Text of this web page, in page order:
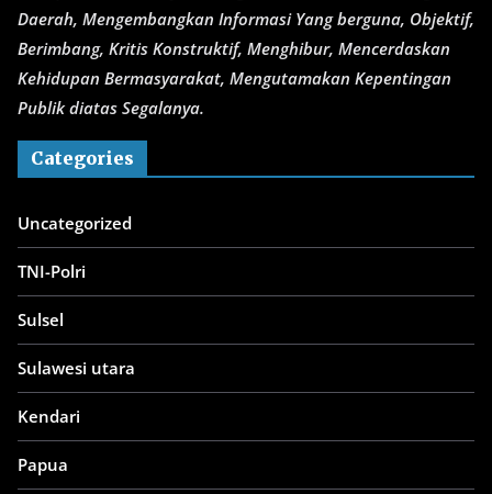
Daerah, Mengembangkan Informasi Yang berguna, Objektif,
Berimbang, Kritis Konstruktif, Menghibur, Mencerdaskan
Kehidupan Bermasyarakat, Mengutamakan Kepentingan
Publik diatas Segalanya.
Categories
Uncategorized
TNI-Polri
Sulsel
Sulawesi utara
Kendari
Papua